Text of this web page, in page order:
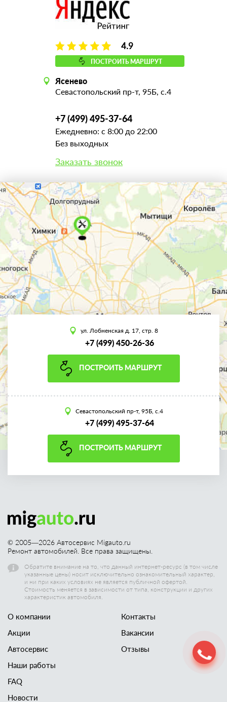
4.9
ПОСТРОИТЬ МАРШРУТ
Ясенево
Севастопольский пр-т, 95Б, с.4
+7 (499) 495-37-64
Ежедневно: с 8:00 до 22:00
Без выходных
Заказать звонок
ул. Лобненская д. 17, стр. 8
+7 (499) 450-26-36
ПОСТРОИТЬ МАРШРУТ
Севастопольский пр-т, 95Б, с.4
+7 (499) 495-37-64
ПОСТРОИТЬ МАРШРУТ
© 2005—2026 Автосервис Migauto.ru
Ремонт автомобилей. Все права защищены.
Обратите внимание на то, что данный интернет-ресурс (в том числе
указанные цены) носит исключительно ознакомительный характер,
и ни при каких условиях не является публичной офертой.
Стоимость меняется в зависимости от типа, конструкции и других
характеристик автомобиля.
О компании
Акции
Автосервис
Наши работы
Контакты
Вакансии
Отзывы
FAQ
Новости